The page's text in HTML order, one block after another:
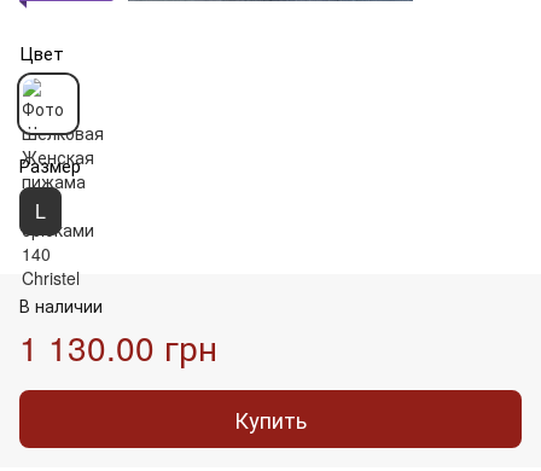
Цвет
Размер
L
В наличии
1 130.00 грн
Купить